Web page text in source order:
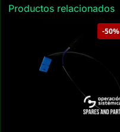
Productos relacionados
-50%